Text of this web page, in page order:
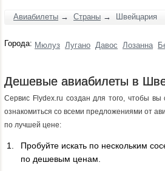
Авиабилеты → Страны → Швейцария
Города: Мюлуз Лугано Давос Лозанна
Дешевые авиабилеты в
Сервис Flydex.ru создан для того, чтобы
ознакомиться со всеми предложениями от
по лучшей цене:
Пробуйте искать по нескольким
по дешевым ценам.